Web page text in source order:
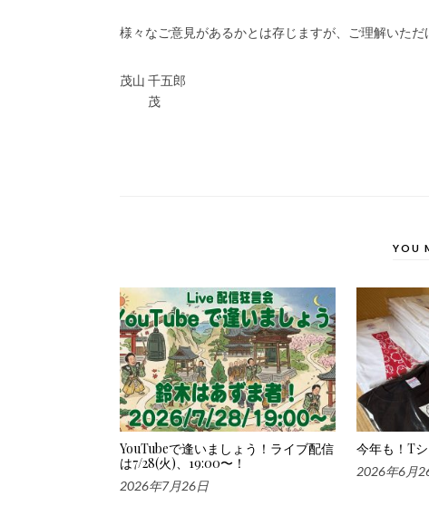
様々なご意見があるかとは存じますが、ご理解いただ
茂山 千五郎
茂
YOU
YouTubeで逢いましょう！ライブ配信
は7/28(火)、19:00〜！
2026年7月26日
今年も！T
2026年6月